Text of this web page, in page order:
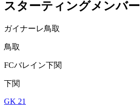
スターティングメンバー
ガイナーレ鳥取
鳥取
FCバレイン下関
下関
GK 21